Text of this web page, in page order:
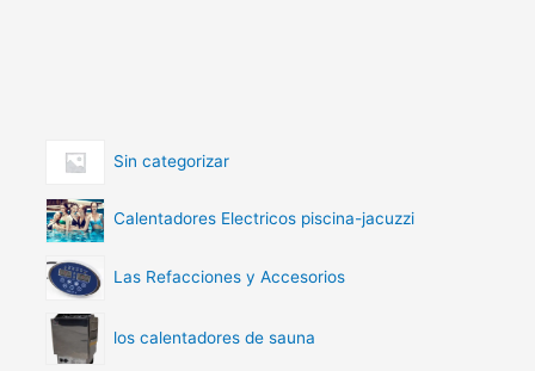
Sin categorizar
Calentadores Electricos piscina-jacuzzi
Las Refacciones y Accesorios
los calentadores de sauna